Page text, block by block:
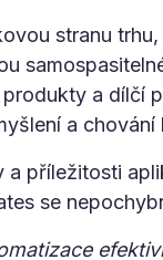
stranu trhu,
a dílčí
a chování
příležitosti
se